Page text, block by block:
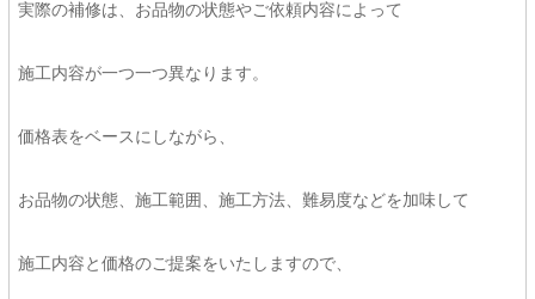
実際の補修は、お品物の状態やご依頼内容によって
施工内容が一つ一つ異なります。
価格表をベースにしながら、
お品物の状態、施工範囲、施工方法、難易度などを加味して
施工内容と価格のご提案をいたしますので、